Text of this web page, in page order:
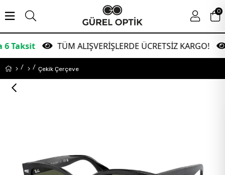
TÜM ALIŞVERİŞLERDE ÜCRETSİZ KARGO!
0
Çekik Çerçeve